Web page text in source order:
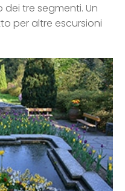
dei tre segmenti. Un
per altre escursioni